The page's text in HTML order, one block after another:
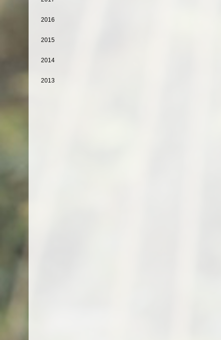
2016
2015
2014
2013